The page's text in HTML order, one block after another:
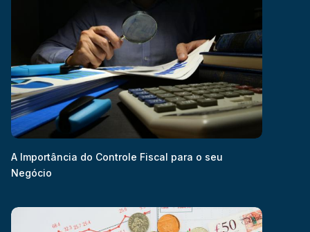
A Importância do Controle Fiscal para o seu
Negócio